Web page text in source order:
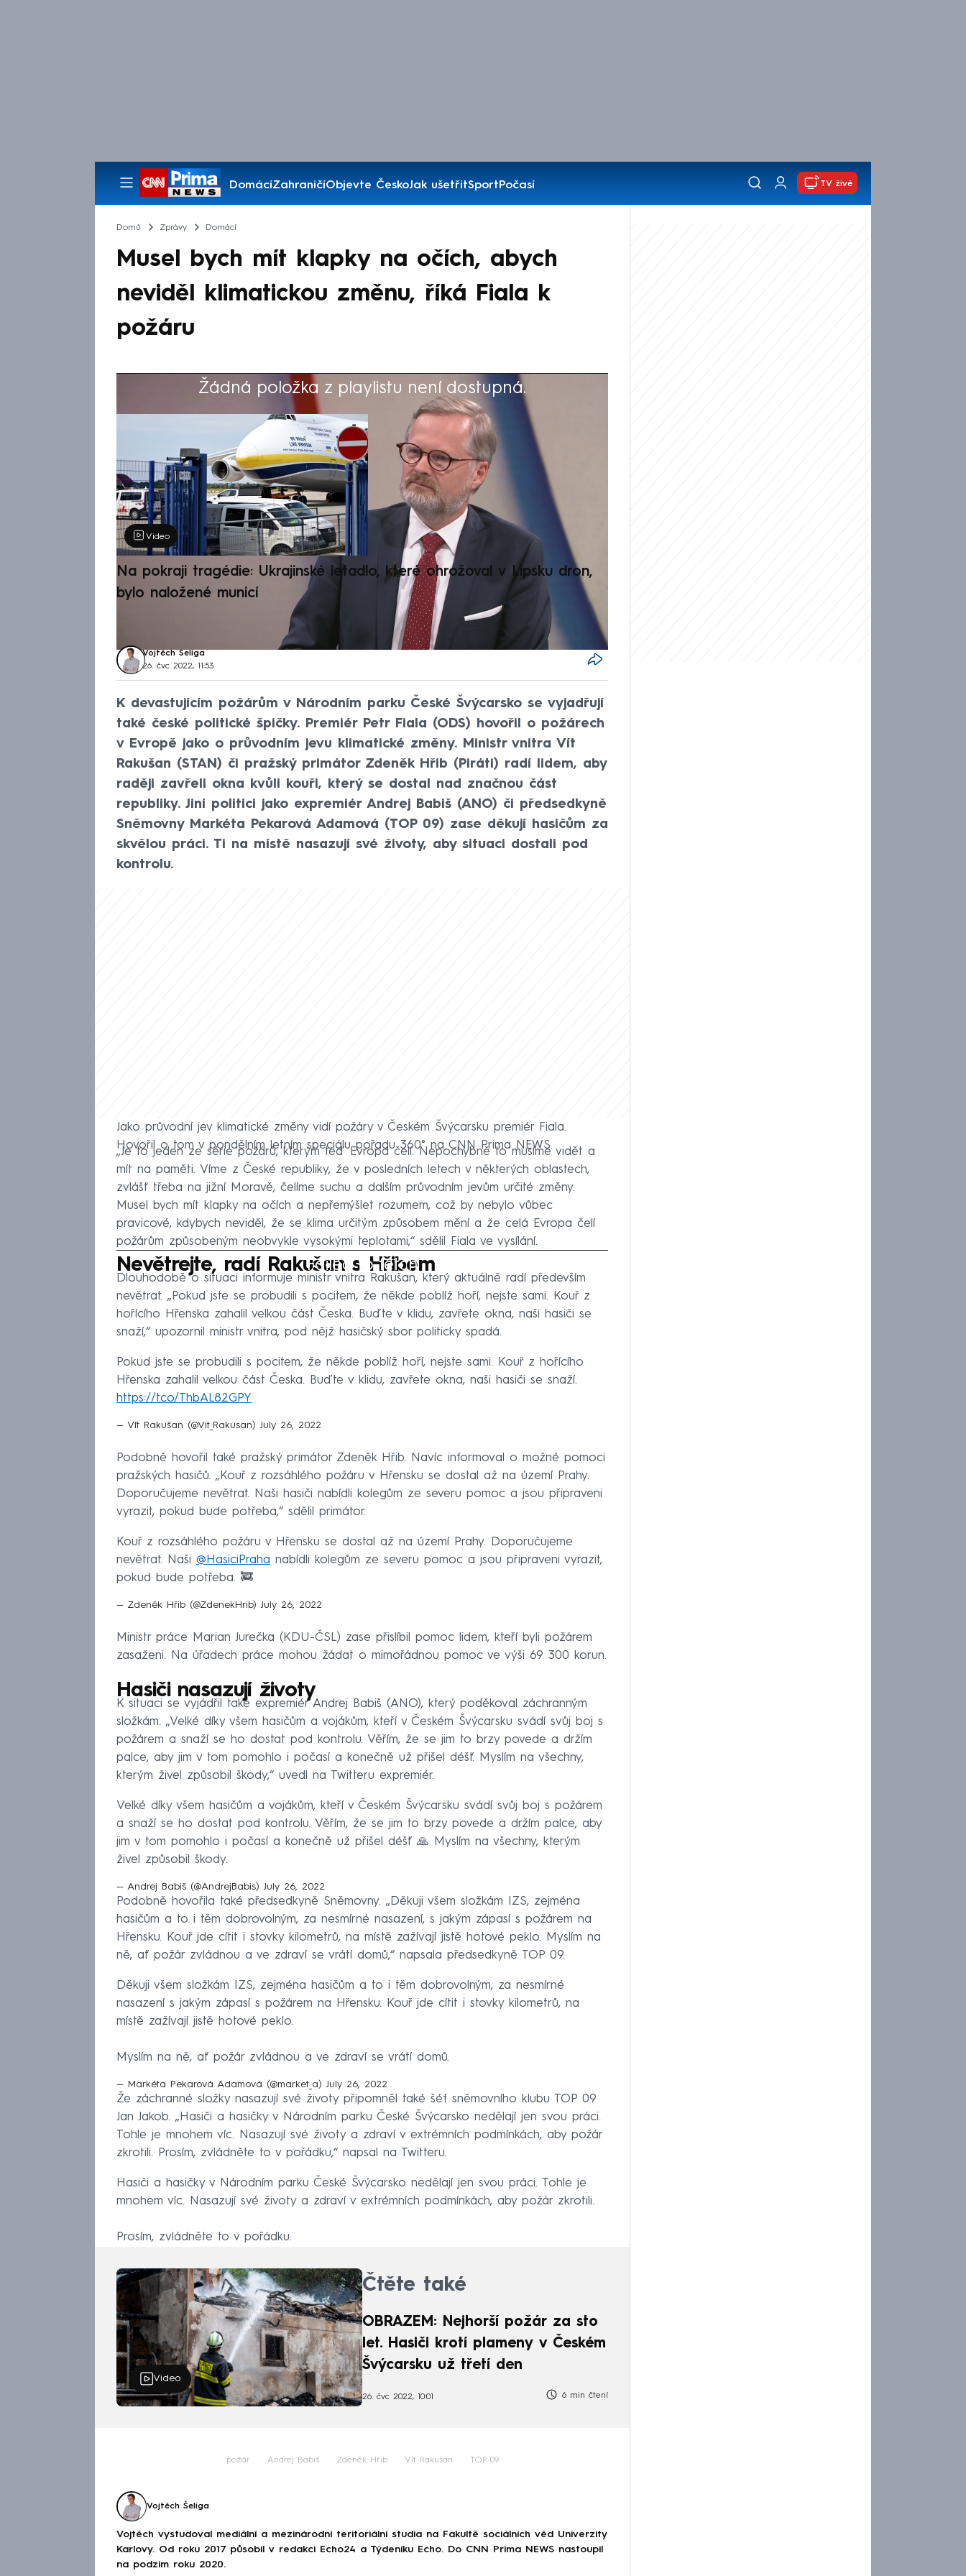
DomácíZahraničíObjevte ČeskoJak ušetřitSportPočasí
Pořady
TV živě
Domů Zprávy Domácí
Musel bych mít klapky na očích, abych
neviděl klimatickou změnu, říká Fiala k
požáru
Žádná položka z playlistu není dostupná.
Výběr redakce
Video
Na pokraji tragédie: Ukrajinské letadlo, které ohrožoval v Lipsku dron,
bylo naložené municí
Vojtěch Šeliga
26. čvc 2022, 11:53
K devastujícím požárům v Národním parku České Švýcarsko se vyjadřují
také české politické špičky. Premiér Petr Fiala (ODS) hovořil o požárech
v Evropě jako o průvodním jevu klimatické změny. Ministr vnitra Vít
Rakušan (STAN) či pražský primátor Zdeněk Hřib (Piráti) radí lidem, aby
raději zavřeli okna kvůli kouři, který se dostal nad značnou část
republiky. Jiní politici jako expremiér Andrej Babiš (ANO) či předsedkyně
Sněmovny Markéta Pekarová Adamová (TOP 09) zase děkují hasičům za
skvělou práci. Ti na místě nasazují své životy, aby situaci dostali pod
kontrolu.
Jako průvodní jev klimatické změny vidí požáry v Českém Švýcarsku premiér Fiala.
Hovořil o tom v pondělním letním speciálu pořadu 360° na CNN Prima NEWS.
„Je to jeden ze série požárů, kterým teď Evropa čelí. Nepochybně to musíme vidět a
mít na paměti. Víme z České republiky, že v posledních letech v některých oblastech,
zvlášť třeba na jižní Moravě, čelíme suchu a dalším průvodním jevům určité změny.
Musel bych mít klapky na očích a nepřemýšlet rozumem, což by nebylo vůbec
pravicové, kdybych neviděl, že se klima určitým způsobem mění a že celá Evropa čelí
požárům způsobeným neobvykle vysokými teplotami,“ sdělil Fiala ve vysílání.
Failed to fetch
Nevětrejte, radí Rakušan s Hřibem
Dlouhodobě o situaci informuje ministr vnitra Rakušan, který aktuálně radí především
nevětrat. „Pokud jste se probudili s pocitem, že někde poblíž hoří, nejste sami. Kouř z
hořícího Hřenska zahalil velkou část Česka. Buďte v klidu, zavřete okna, naši hasiči se
snaží,“ upozornil ministr vnitra, pod nějž hasičský sbor politicky spadá.
Pokud jste se probudili s pocitem, že někde poblíž hoří, nejste sami. Kouř z hořícího
Hřenska zahalil velkou část Česka. Buďte v klidu, zavřete okna, naši hasiči se snaží.
https://t.co/ThbAL82GPY
— Vít Rakušan (@Vit_Rakusan) July 26, 2022
Podobně hovořil také pražský primátor Zdeněk Hřib. Navíc informoval o možné pomoci
pražských hasičů. „Kouř z rozsáhlého požáru v Hřensku se dostal až na území Prahy.
Doporučujeme nevětrat. Naši hasiči nabídli kolegům ze severu pomoc a jsou připraveni
vyrazit, pokud bude potřeba,“ sdělil primátor.
Kouř z rozsáhlého požáru v Hřensku se dostal až na území Prahy. Doporučujeme
nevětrat. Naši @HasiciPraha nabídli kolegům ze severu pomoc a jsou připraveni vyrazit,
pokud bude potřeba. 🚒
— Zdeněk Hřib (@ZdenekHrib) July 26, 2022
Ministr práce Marian Jurečka (KDU-ČSL) zase přislíbil pomoc lidem, kteří byli požárem
zasaženi. Na úřadech práce mohou žádat o mimořádnou pomoc ve výši 69 300 korun.
Hasiči nasazují životy
K situaci se vyjádřil také expremiér Andrej Babiš (ANO), který poděkoval záchranným
složkám. „Velké díky všem hasičům a vojákům, kteří v Českém Švýcarsku svádí svůj boj s
požárem a snaží se ho dostat pod kontrolu. Věřím, že se jim to brzy povede a držím
palce, aby jim v tom pomohlo i počasí a konečně už přišel déšť. Myslím na všechny,
kterým živel způsobil škody,“ uvedl na Twitteru expremiér.
Velké díky všem hasičům a vojákům, kteří v Českém Švýcarsku svádí svůj boj s požárem
a snaží se ho dostat pod kontrolu. Věřím, že se jim to brzy povede a držím palce, aby
jim v tom pomohlo i počasí a konečně už přišel déšť 🙏 Myslím na všechny, kterým
živel způsobil škody.
— Andrej Babiš (@AndrejBabis) July 26, 2022
Podobně hovořila také předsedkyně Sněmovny. „Děkuji všem složkám IZS, zejména
hasičům a to i těm dobrovolným, za nesmírné nasazení, s jakým zápasí s požárem na
Hřensku. Kouř jde cítit i stovky kilometrů, na místě zažívají jistě hotové peklo. Myslím na
ně, ať požár zvládnou a ve zdraví se vrátí domů,“ napsala předsedkyně TOP 09.
Děkuji všem složkám IZS, zejména hasičům a to i těm dobrovolným, za nesmírné
nasazení s jakým zápasí s požárem na Hřensku. Kouř jde cítit i stovky kilometrů, na
místě zažívají jistě hotové peklo.
Myslím na ně, ať požár zvládnou a ve zdraví se vrátí domů.
— Markéta Pekarová Adamová (@market_a) July 26, 2022
Že záchranné složky nasazují své životy připomněl také šéf sněmovního klubu TOP 09
Jan Jakob. „Hasiči a hasičky v Národním parku České Švýcarsko nedělají jen svou práci.
Tohle je mnohem víc. Nasazují své životy a zdraví v extrémních podmínkách, aby požár
zkrotili. Prosím, zvládněte to v pořádku,“ napsal na Twitteru.
Hasiči a hasičky v Národním parku České Švýcarsko nedělají jen svou práci. Tohle je
mnohem víc. Nasazují své životy a zdraví v extrémních podmínkách, aby požár zkrotili.
Prosím, zvládněte to v pořádku.
Video
Čtěte také
OBRAZEM: Nejhorší požár za sto
let. Hasiči krotí plameny v Českém
Švýcarsku už třetí den
26. čvc 2022, 10:01 6 min čtení
požár Andrej Babiš Zdeněk Hřib Vít Rakušan TOP 09
Vojtěch Šeliga
Vojtěch vystudoval mediální a mezinárodní teritoriální studia na Fakultě sociálních věd Univerzity
Karlovy. Od roku 2017 působil v redakci Echo24 a Týdeníku Echo. Do CNN Prima NEWS nastoupil
na podzim roku 2020.